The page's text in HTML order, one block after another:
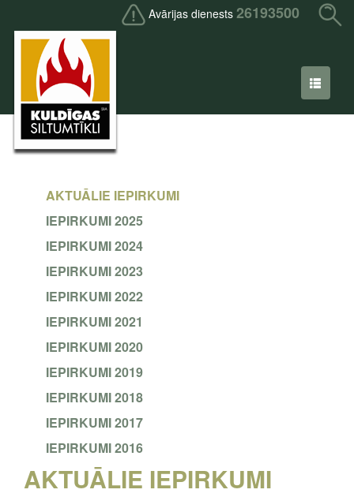
Avārijas dienests 26193500
AKTUĀLIE IEPIRKUMI
IEPIRKUMI 2025
IEPIRKUMI 2024
IEPIRKUMI 2023
IEPIRKUMI 2022
IEPIRKUMI 2021
IEPIRKUMI 2020
IEPIRKUMI 2019
IEPIRKUMI 2018
IEPIRKUMI 2017
IEPIRKUMI 2016
AKTUĀLIE IEPIRKUMI